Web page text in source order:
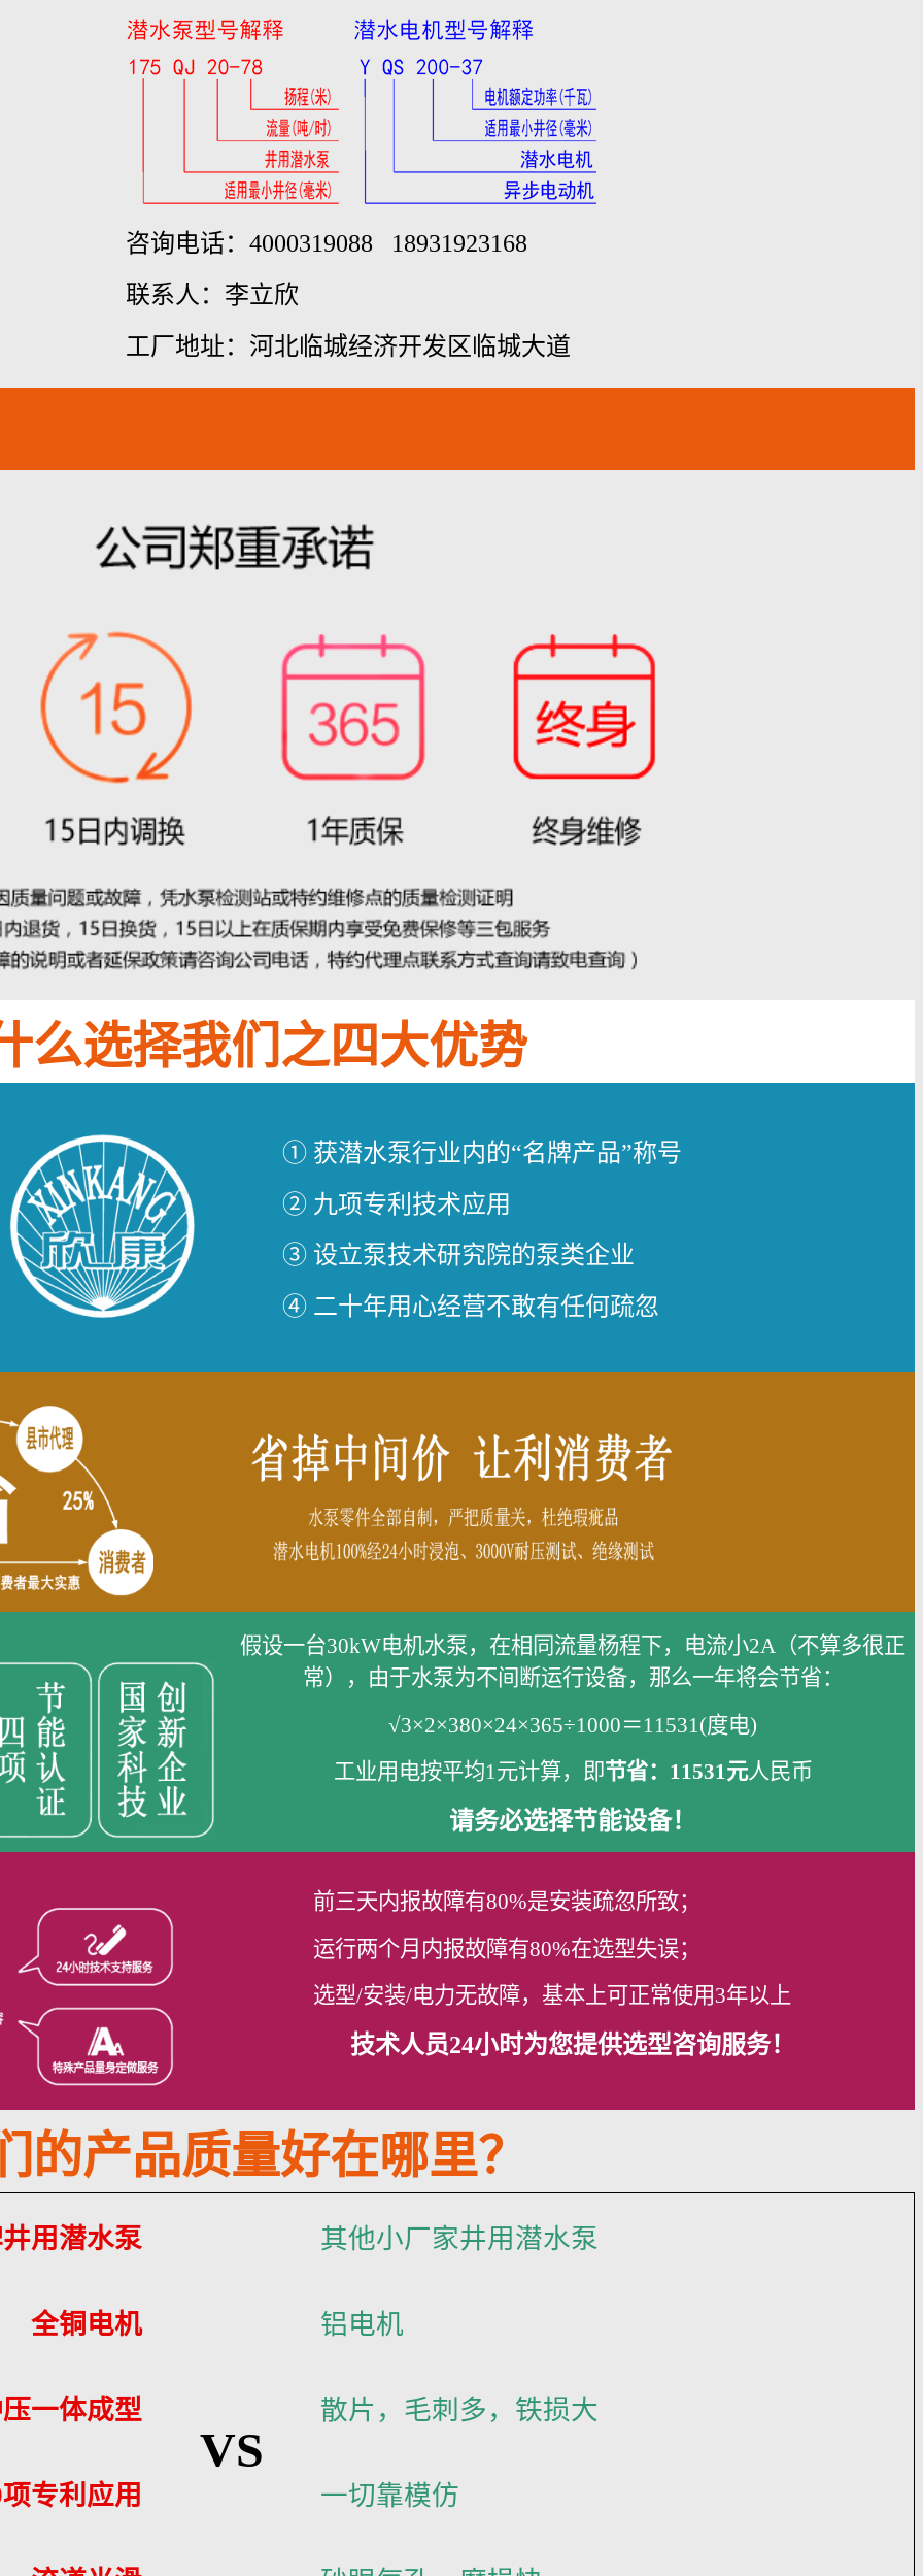
咨询电话：4000319088 18931923168
联系人：李立欣
工厂地址：河北临城经济开发区临城大道
么选择我们之四大优势
① 获潜水泵行业内的“名牌产品”称号
② 九项专利技术应用
③ 设立泵技术研究院的泵类企业
④ 二十年用心经营不敢有任何疏忽
假设一台30kW电机水泵，在相同流量杨程下，电流小2A（不算多很正
常），由于水泵为不间断运行设备，那么一年将会节省：
√3×2×380×24×365÷1000＝11531(度电)
工业用电按平均1元计算，即节省：11531元人民币
请务必选择节能设备！
前三天内报故障有80%是安装疏忽所致；
运行两个月内报故障有80%在选型失误；
选型/安装/电力无故障，基本上可正常使用3年以上
技术人员24小时为您提供选型咨询服务！
的产品质量好在哪里？
用潜水泵
VS
其他小厂家井用潜水泵
全铜电机 铝电机
一体成型 散片，毛刺多，铁损大
专利应用 一切靠模仿